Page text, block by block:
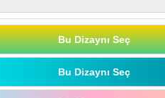
Bu Dizaynı Seç
Bu Dizaynı Seç